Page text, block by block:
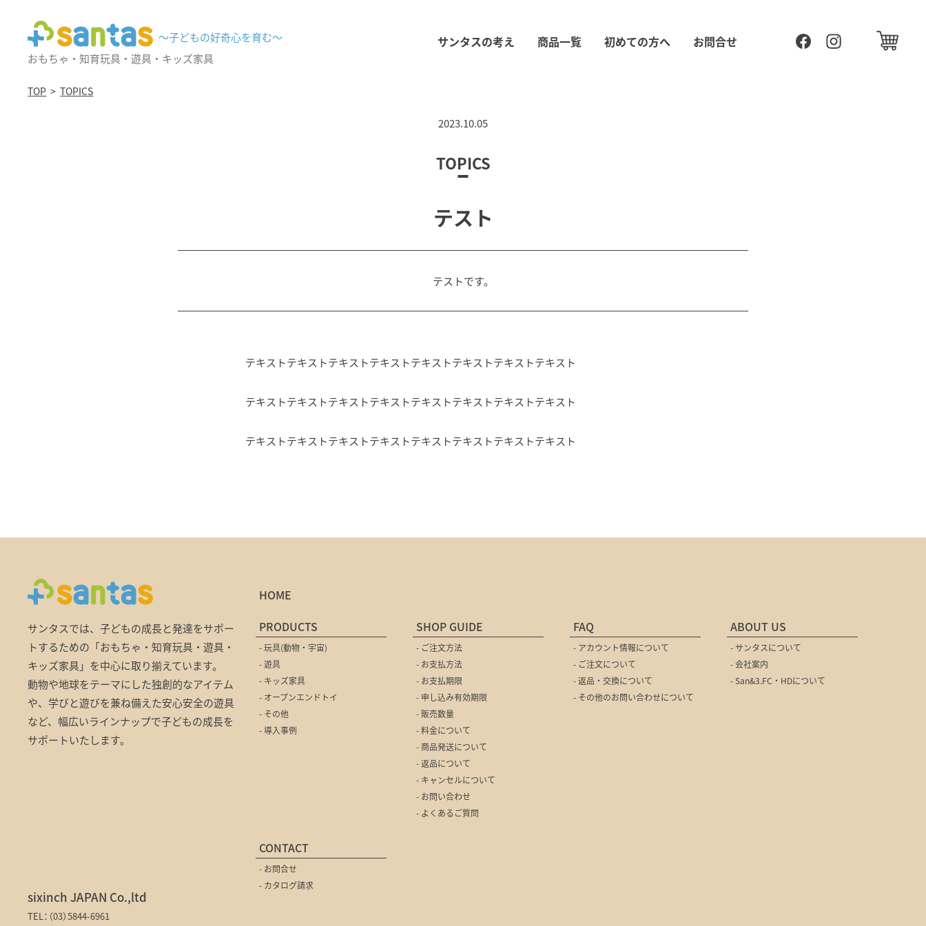
サンタスの考え 商品一覧 初めての方へ お問合せ
〜子どもの好奇心を育む〜
おもちゃ・知育玩具・遊具・キッズ家具
TOP TOPICS
2023.10.05
TOPICS
テスト
テストです。
テキストテキストテキストテキストテキストテキストテキストテキスト
テキストテキストテキストテキストテキストテキストテキストテキスト
テキストテキストテキストテキストテキストテキストテキストテキスト
サンタスでは、子どもの成長と発達をサポー
トするための「おもちゃ・知育玩具・遊具・
キッズ家具」を中心に取り揃えています。
動物や地球をテーマにした独創的なアイテム
や、学びと遊びを兼ね備えた安心安全の遊具
など、幅広いラインナップで子どもの成長を
サポートいたします。
sixinch JAPAN Co.,ltd
TEL：（03）5844-6961
HOME
PRODUCTS
- 玩具(動物・宇宙)
- 遊具
- キッズ家具
- オープンエンドトイ
- その他
- 導入事例
SHOP GUIDE
- ご注文方法
- お支払方法
- お支払期限
- 申し込み有効期限
- 販売数量
- 料金について
- 商品発送について
- 返品について
- キャンセルについて
- お問い合わせ
- よくあるご質問
FAQ
- アカウント情報について
- ご注文について
- 返品・交換について
- その他のお問い合わせについて
ABOUT US
- サンタスについて
- 会社案内
- San&3.FC・HDについて
CONTACT
- お問合せ
- カタログ請求